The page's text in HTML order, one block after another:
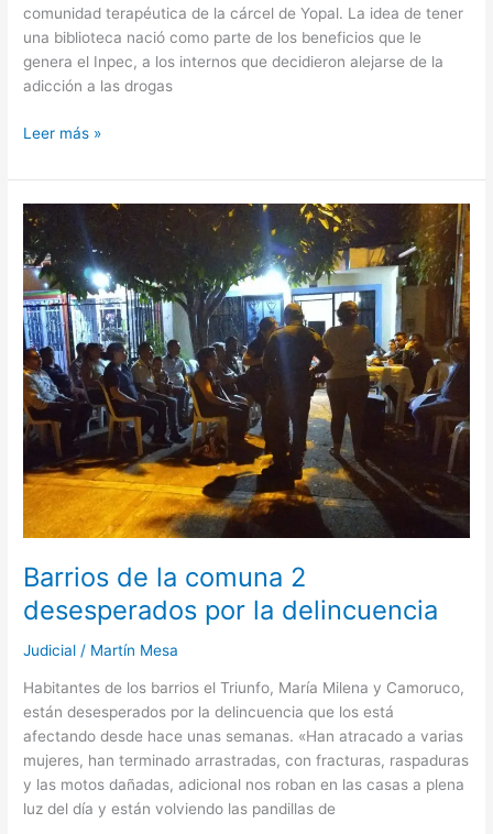
comunidad terapéutica de la cárcel de Yopal. La idea de tener
una biblioteca nació como parte de los beneficios que le
genera el Inpec, a los internos que decidieron alejarse de la
adicción a las drogas
Leer más »
Barrios de la comuna 2
desesperados por la delincuencia
Judicial / Martín Mesa
Habitantes de los barrios el Triunfo, María Milena y Camoruco,
están desesperados por la delincuencia que los está
afectando desde hace unas semanas. «Han atracado a varias
mujeres, han terminado arrastradas, con fracturas, raspaduras
y las motos dañadas, adicional nos roban en las casas a plena
luz del día y están volviendo las pandillas de
Barrios
de
la
comuna
2
desesperados
por
la
delincuencia